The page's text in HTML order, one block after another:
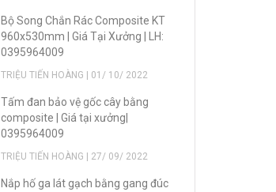
Bộ Song Chắn Rác Composite KT
960x530mm | Giá Tại Xưởng | LH:
0395964009
TRIỆU TIẾN HOÀNG | 01/ 10/ 2022
Tấm đan bảo vệ gốc cây bằng
composite | Giá tại xưởng|
0395964009
TRIỆU TIẾN HOÀNG | 27/ 09/ 2022
Nắp hố ga lát gạch bằng gang đúc